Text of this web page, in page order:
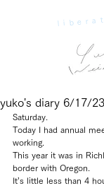
yuko's diary 6/17/23
Saturday.
Today I had annual
working.
This year it was in
border with Oregon.
It’s little less than 4